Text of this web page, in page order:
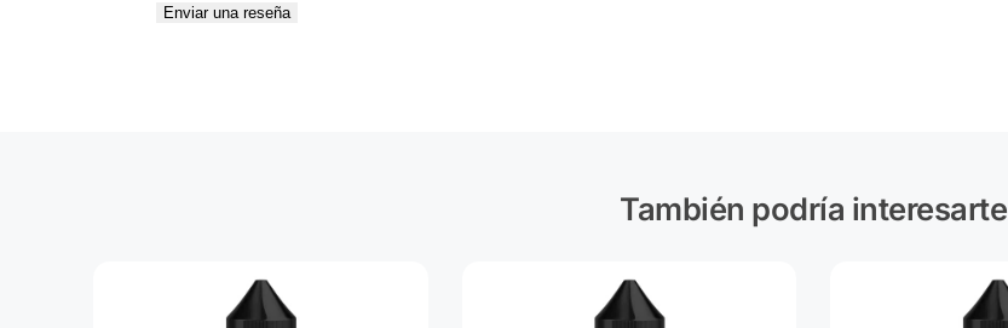
Enviar una reseña
También podría interesarte